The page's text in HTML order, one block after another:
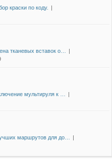
краски по коду.
тканевых вставок о…
мультируля к …
маршрутов для до…